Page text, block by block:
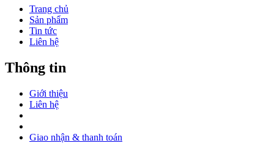
Trang chủ
Sản phẩm
Tin tức
Liên hệ
Thông tin
Giới thiệu
Liên hệ
Giao nhận & thanh toán